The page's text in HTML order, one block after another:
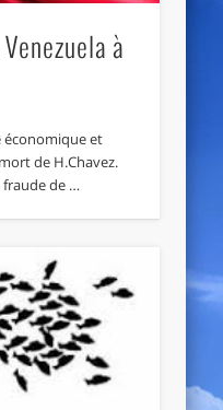
à
économique et
de H.Chavez.
fraude de …